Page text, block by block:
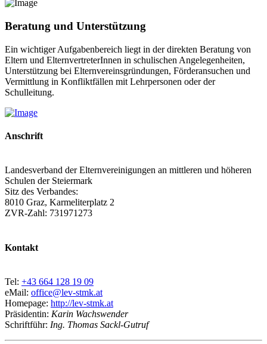
Beratung und Unterstützung
Ein wichtiger Aufgabenbereich liegt in der direkten Beratung von
Eltern und ElternvertreterInnen in schulischen Angelegenheiten,
Unterstützung bei Elternvereinsgründungen, Förderansuchen und
Vermittlung in Konfliktfällen mit Lehrpersonen oder der
Schulleitung.
Anschrift
Landesverband der Elternvereinigungen an mittleren und höheren
Schulen der Steiermark
Sitz des Verbandes:
8010 Graz, Karmeliterplatz 2
ZVR-Zahl: 731971273
Kontakt
Tel: +43 664 128 19 09
eMail: office@lev-stmk.at
Homepage: http://lev-stmk.at
Präsidentin: Karin Wachswender
Schriftführ: Ing. Thomas Sackl-Gutruf